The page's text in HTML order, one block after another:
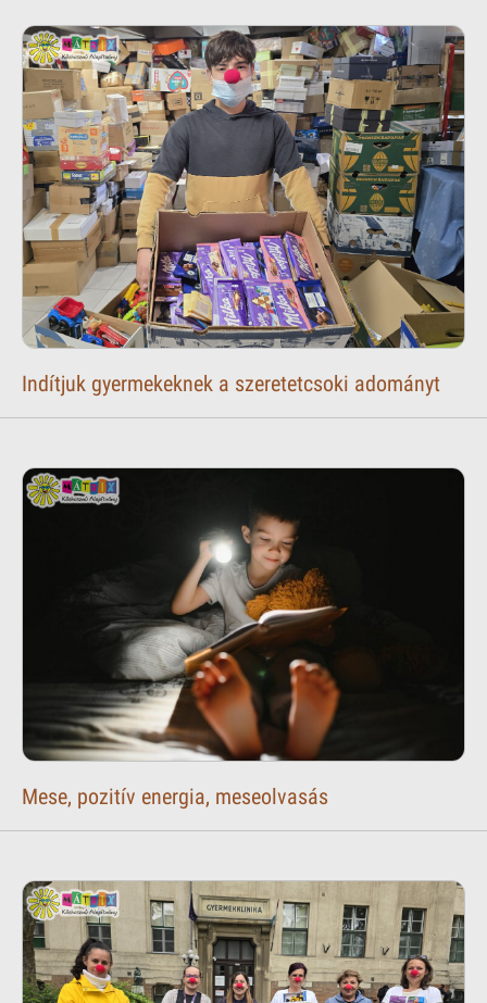
Indítjuk gyermekeknek a szeretetcsoki adományt
Mese, pozitív energia, meseolvasás